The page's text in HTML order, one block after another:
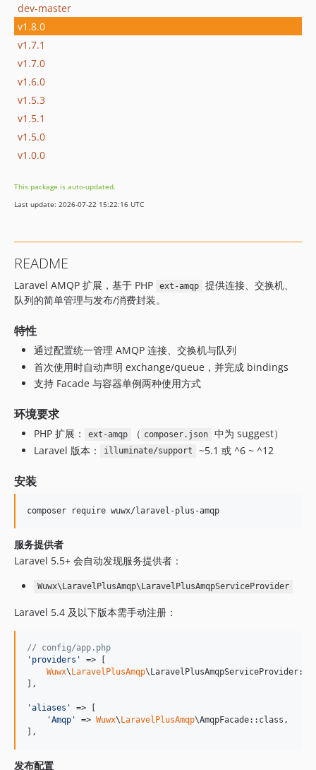
dev-master
v1.8.0
v1.7.1
v1.7.0
v1.6.0
v1.5.3
v1.5.1
v1.5.0
v1.0.0
This package is auto-updated.
Last update: 2026-07-22 15:22:16 UTC
README
Laravel AMQP 扩展，基于 PHP ext-amqp
提供连接、交换机、
队列的简单管理与发布/消费封装。
特性
通过配置统一管理 AMQP 连接、交换机与队列
首次使用时自动声明 exchange/queue，并完成 bindings
支持 Facade 与容器单例两种使用方式
环境要求
PHP 扩展： ext-amqp （ composer.json
中为 suggest）
Laravel 版本：
illuminate/support ~5.1 或 ^6 ~ ^12
安装
composer require wuwx/laravel-plus-amqp
服务提供者
Laravel 5.5+ 会自动发现服务提供者：
Wuwx\LaravelPlusAmqp\LaravelPlusAmqpServiceProvider
Laravel 5.4 及以下版本需手动注册：
// config/app.php
' providers '
=> [
Wuwx\LaravelPlusAmqp
],
'aliases '
=> [
'Amqp ' => Wuwx\LaravelPlusAmqp\AmqpFacade::class,
],
发布配置